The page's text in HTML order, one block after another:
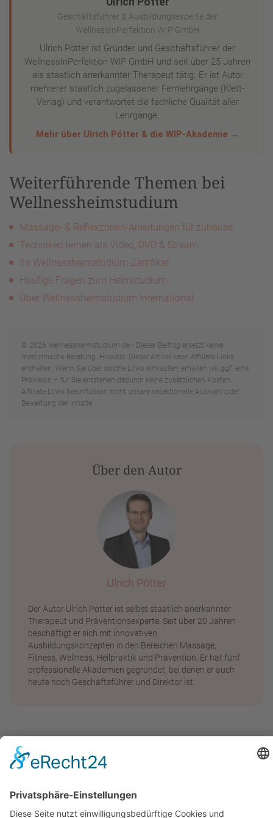
Geschäftsführer & Ausbildungsexperte der
WellnessInPerfektion WIP GmbH
Ulrich Pötter ist Gründer und Geschäftsführer der
WellnessInPerfektion WIP GmbH und seit über 25 Jahren
als staatlich anerkannter Therapeut tätig. Er ist Autor
mehrerer staatlich zugelassener Fernlehrgänge (Klett-
Verlag) und verantwortet die fachliche Qualität aller
Lehrgänge.
Mehr über Ulrich Pötter & die WIP-Akademie →
Weiterführende Themen bei
Wellnessheimstudium
Massage- & Reflexzonen-Anleitungen für zuhause
Techniken lernen als Video, DVD & Stream
Ihr Wellnessheimstudium-Zertifikat
Häufige Fragen zum Heimstudium
Über Wellnessheimstudium International
© 2026 wellnessheimstudium.de • Dieser Beitrag ersetzt keine
medizinische Beratung. Hinweis: Dieser Artikel kann Affiliate-Links
enthalten. Wenn Sie über solche Links einkaufen, erhalten wir ggf. eine
Provision – für Sie entstehen dadurch keine zusätzlichen Kosten.
Affiliate-Links beeinflussen nicht unsere redaktionelle Auswahl oder
Bewertung der Inhalte.
Über den Autor
Ulrich Pötter
Der Autor Ulrich Pötter ist selbst staatlich anerkannter
Therapeut und Präventionsexperte. Seit über 20 Jahren
beschäftigt er sich mit innovativen
Ausbildungskonzepten in den Bereichen Massage,
Fitness, Wellness, Heilpraktik und Prävention. Er hat fünf
professionelle Akademien gegründet, bei denen er auch
heute noch Geschäftsführer und Direktor ist.
Wie wäre es mit ein paar
weiteren interessanten